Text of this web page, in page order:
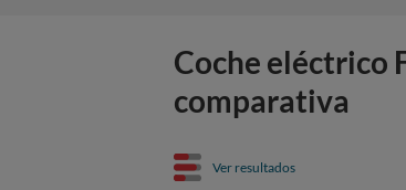
Coche eléctrico
comparativa
Ver resultados